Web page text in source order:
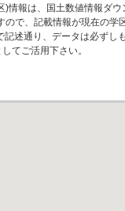
情報は、国土数値情報ダ
で、記載情報が現在の学
述通り、データは必ず
てご活用下さい。